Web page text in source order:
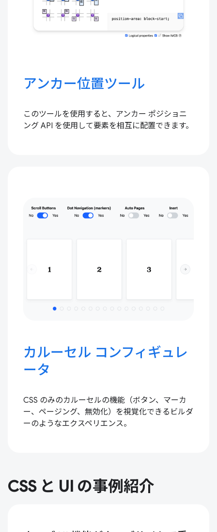
アンカー位置ツール
このツールを使用すると、アンカー ポジショニ
ング API を使用して要素を相互に配置できます。
カルーセル コンフィギュレ
ータ
CSS のみのカルーセルの機能（ボタン、マーカ
ー、ページング、無効化）を視覚化できるビルダ
ーのようなエクスペリエンス。
CSS と UI の事例紹介